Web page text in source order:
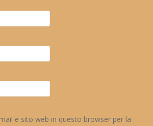
e sito web in questo browser per la